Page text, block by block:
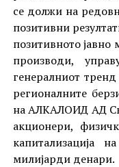
се должи на
позитивни
позитивното
производи,
генералниот
регионалните
на АЛКАЛОИД АД
акционери,
капитализација
милијарди денари.